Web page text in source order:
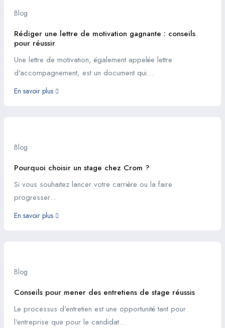
Blog
Rédiger une lettre de motivation gagnante : conseils
pour réussir
Une lettre de motivation, également appelée lettre
d'accompagnement, est un document qui…
En savoir plus
Blog
Pourquoi choisir un stage chez Crom ?
Si vous souhaitez lancer votre carrière ou la faire
progresser...
En savoir plus
Blog
Conseils pour mener des entretiens de stage réussis
Le processus d'entretien est une opportunité tant pour
l'entreprise que pour le candidat...